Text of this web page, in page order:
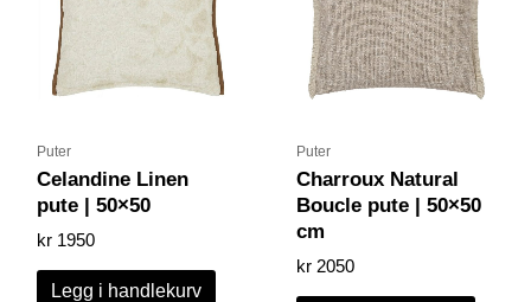
Puter
Celandine Linen
pute | 50×50
kr 1950
Legg i handlekurv
Puter
Charroux Natural
Boucle pute | 50×50
cm
kr 2050